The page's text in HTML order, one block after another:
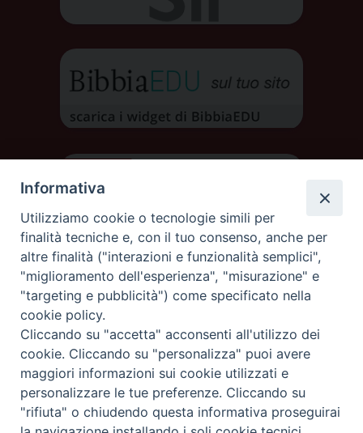
DIOCESI DI AOSTA
DIOCÈSE D'AOSTE
Rue Mgr de Sales 3/A 11100 Aosta
tel. 0165.238515 | fax: 0165.238517
Informativa
Utilizziamo cookie o tecnologie simili per
finalità tecniche e, con il tuo consenso, anche per
altre finalità ("interazioni e funzionalità semplici",
"miglioramento dell'esperienza", "misurazione" e
"targeting e pubblicità") come specificato nella
cookie policy.
Cliccando su "accetta" acconsenti all'utilizzo dei
cookie. Cliccando su "personalizza" puoi avere
maggiori informazioni sui cookie utilizzati e
personalizzare le tue preferenze. Cliccando su
"rifiuta" o chiudendo questa informativa proseguirai